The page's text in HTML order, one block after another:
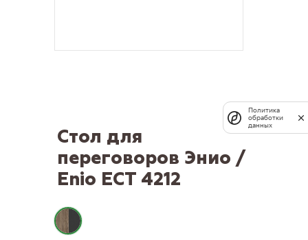
Стол для
переговоров Энио /
Enio ECT 4212
Политика
обработки
данных